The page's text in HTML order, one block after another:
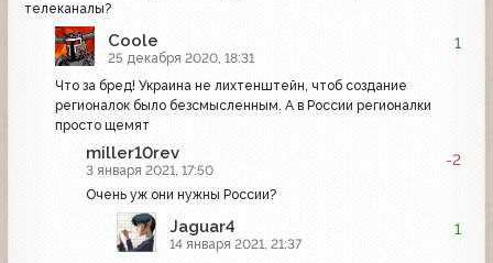
телеканалы?
Coole
25 декабря 2020, 18:31
1
Что за бред! Украина не лихтенштейн, чтоб создание
регионалок было безсмысленным. А в России регионалки
просто щемят
miller10rev
3 января 2021, 17:50
-2
Очень уж они нужны России?
Jaguar4
14 января 2021, 21:37
1